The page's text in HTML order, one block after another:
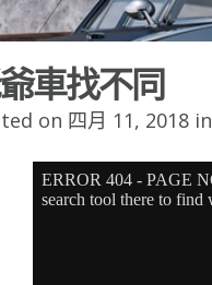
車找不同
on 四月 11, 2018 in